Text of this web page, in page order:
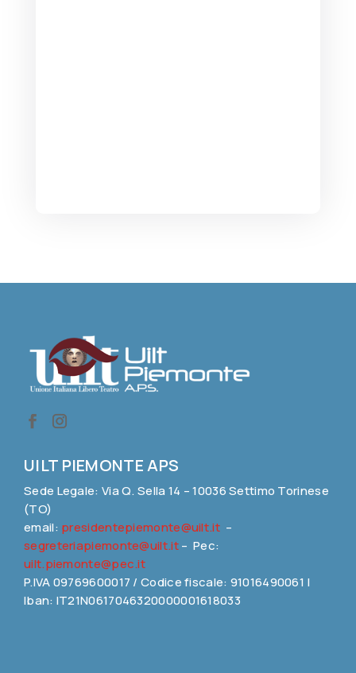
UILT PIEMONTE APS
Sede Legale: Via Q. Sella 14 – 10036 Settimo Torinese
(TO)
email: presidentepiemonte@uilt.it–
segreteriapiemonte@uilt.it– Pec:
uilt.piemonte@pec.it
P.IVA 09769600017 / Codice fiscale: 91016490061 |
Iban: IT21N0617046320000001618033